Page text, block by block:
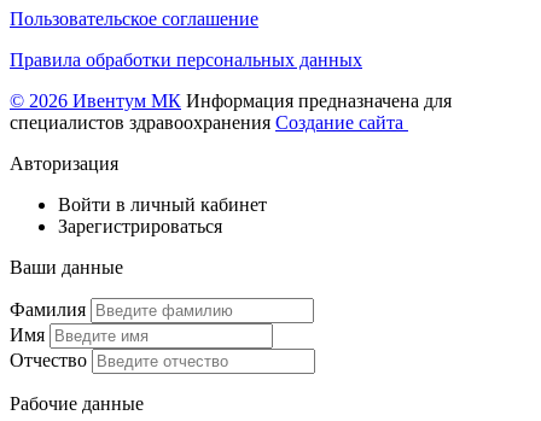
Пользовательское соглашение
Правила обработки персональных данных
© 2026 Ивентум МК Информация предназначена для
специалистов здравоохранения Создание сайта
Авторизация
Войти в личный кабинет
Зарегистрироваться
Ваши данные
Фамилия
Имя
Отчество
Рабочие данные